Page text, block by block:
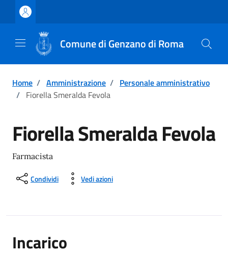
Vai ai contenuti
Vai al footer
Comune di Genzano di Roma
Home / Amministrazione / Personale amministrativo
/ Fiorella Smeralda Fevola
Fiorella Smeralda Fevola
Farmacista
Condividi Vedi azioni
Incarico